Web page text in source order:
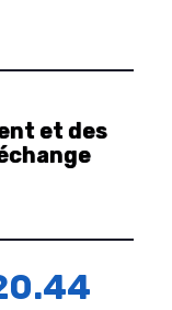
et des